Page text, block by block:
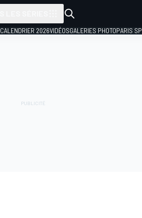
CALENDRIER 2026VIDÉOSGALERIES PHOTOPARIS